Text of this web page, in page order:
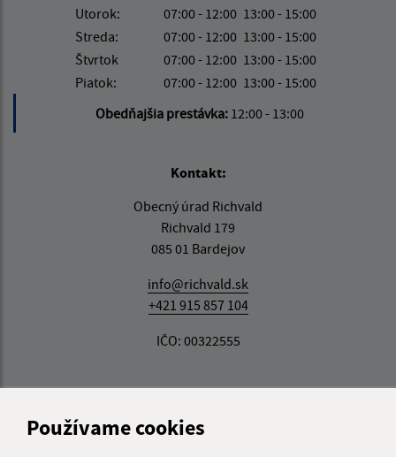
Používame cookies
Utorok:
07:00 - 12:00 13:00 - 15:00
Streda:
07:00 - 12:00 13:00 - 15:00
Štvrtok
07:00 - 12:00 13:00 - 15:00
Piatok:
07:00 - 12:00 13:00 - 15:00
Obedňajšia prestávka: 12:00 - 13:00
Kontakt:
Obecný úrad Richvald
Richvald 179
085 01 Bardejov
info@richvald.sk
+421 915 857 104
IČO: 00322555